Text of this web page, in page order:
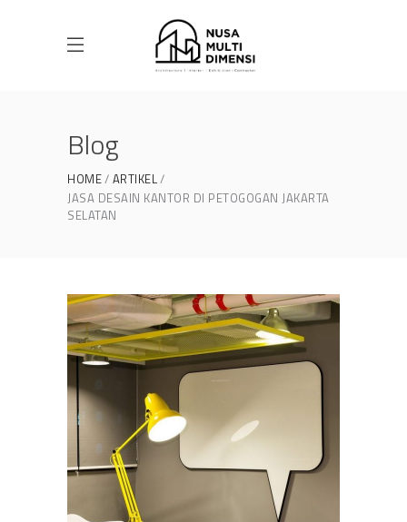
Blog
HOME ARTIKEL
JASA DESAIN KANTOR DI PETOGOGAN JAKARTA
SELATAN